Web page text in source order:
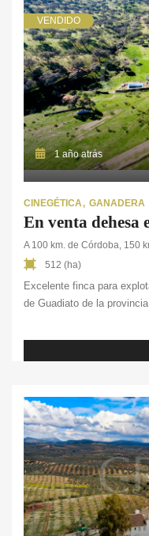
VENDIDO
1 año atrás
CINEGÉTICA GANADERA
A 100 km. de Córdoba, 150
512 (ha)
Excelente finca para
de Guadiato de la
dehesa. En la finca
bosques de encinas,